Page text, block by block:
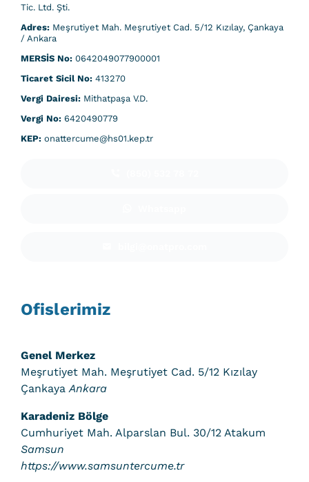
Tic. Ltd. Şti.
Adres:Meşrutiyet Mah. Meşrutiyet Cad. 5/12 Kızılay, Çankaya
/ Ankara
MERSİS No:0642049077900001
Ticaret Sicil No:413270
Vergi Dairesi:Mithatpaşa V.D.
Vergi No:6420490779
KEP:onattercume@hs01.kep.tr
Ofislerimiz
Genel Merkez
Meşrutiyet Mah. Meşrutiyet Cad. 5/12 Kızılay
ÇankayaAnkara
Karadeniz Bölge
Cumhuriyet Mah. Alparslan Bul. 30/12 Atakum
Samsun
https://www.samsuntercume.tr